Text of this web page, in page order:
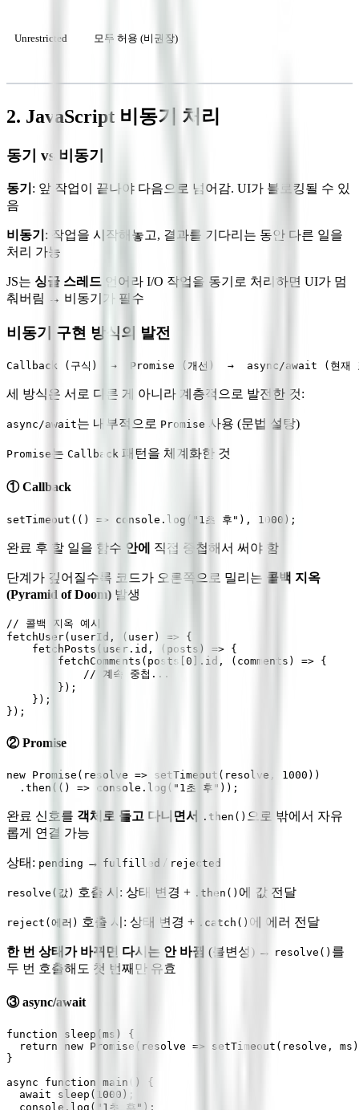
Unrestricted 모두 허용 (비권장)
2. JavaScript 비동기 처리
동기 vs 비동기
동기 : 앞 작업이 끝나야 다음으로 넘어감. UI가 블로킹될 수 있
음
비동기 : 작업을 시작해놓고, 결과를 기다리는 동안 다른 일을
처리 가능
JS는 싱글 스레드 언어라 I/O 작업을 동기로 처리하면 UI가 멈
춰버림 → 비동기가 필수
비동기 구현 방식의 발전
세 방식은 서로 다른 게 아니라 계층적으로 발전한 것:
async/await는 내부적으로 Promise 사용 (문법 설탕)
Promise 는 Callback 패턴을 체계화한 것
① Callback
완료 후 할 일을 함수 안에 직접 중첩해서 써야 함
단계가 깊어질수록 코드가 오른쪽으로 밀리는 콜백 지옥
(Pyramid of Doom) 발생
// 콜백 지옥 예시
fetchUser(userId, (user) => {
    fetchPosts(user.id, (posts) => {
        fetchComments(posts[0].id, (comments) => {
            // 계속 중첩...
        });
    });
② Promise
new Promise(resolve => setTimeout(resolve, 1000))
완료 신호를 객체로 들고 다니면서 .then() 으로 밖에서 자유
롭게 연결 가능
상태: pending → fulfilled / rejected
resolve(값) 호출 시: 상태 변경 + .then() 에 값 전달
reject(에러) 호출 시: 상태 변경 + .catch() 에 에러 전달
한 번 상태가 바뀌면 다시는 안 바뀜 (불변성) → resolve() 를
두 번 호출해도 첫 번째만 유효
③ async/await
function sleep(ms) {
return new Promise(resolve => setTimeout(resolve,
}
async function main() {
  await sleep(1000);
  console.log("1초 후");